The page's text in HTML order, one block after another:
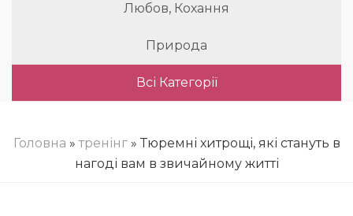
Любов, Кохання
Природа
Всі Категорії
Головна »тренінг» Тюремні хитрощі, які стануть в
нагоді вам в звичайному житті